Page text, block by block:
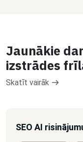
Jaunākie
izstrādes
Skatīt vairāk
SEO AI